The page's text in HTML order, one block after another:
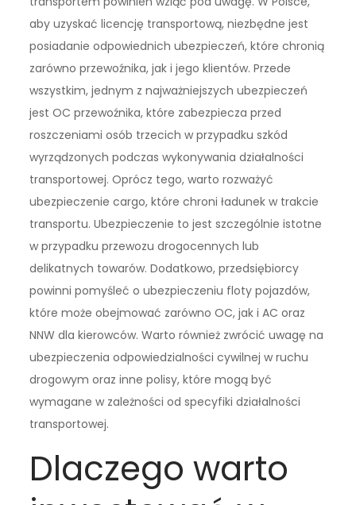
aby uzyskać licencję transportową, niezbędne jest
posiadanie odpowiednich ubezpieczeń, które chronią
zarówno przewoźnika, jak i jego klientów. Przede
wszystkim, jednym z najważniejszych ubezpieczeń
jest OC przewoźnika, które zabezpiecza przed
roszczeniami osób trzecich w przypadku szkód
wyrządzonych podczas wykonywania działalności
transportowej. Oprócz tego, warto rozważyć
ubezpieczenie cargo, które chroni ładunek w trakcie
transportu. Ubezpieczenie to jest szczególnie istotne
w przypadku przewozu drogocennych lub
delikatnych towarów. Dodatkowo, przedsiębiorcy
powinni pomyśleć o ubezpieczeniu floty pojazdów,
które może obejmować zarówno OC, jak i AC oraz
NNW dla kierowców. Warto również zwrócić uwagę na
ubezpieczenia odpowiedzialności cywilnej w ruchu
drogowym oraz inne polisy, które mogą być
wymagane w zależności od specyfiki działalności
transportowej.
Dlaczego warto